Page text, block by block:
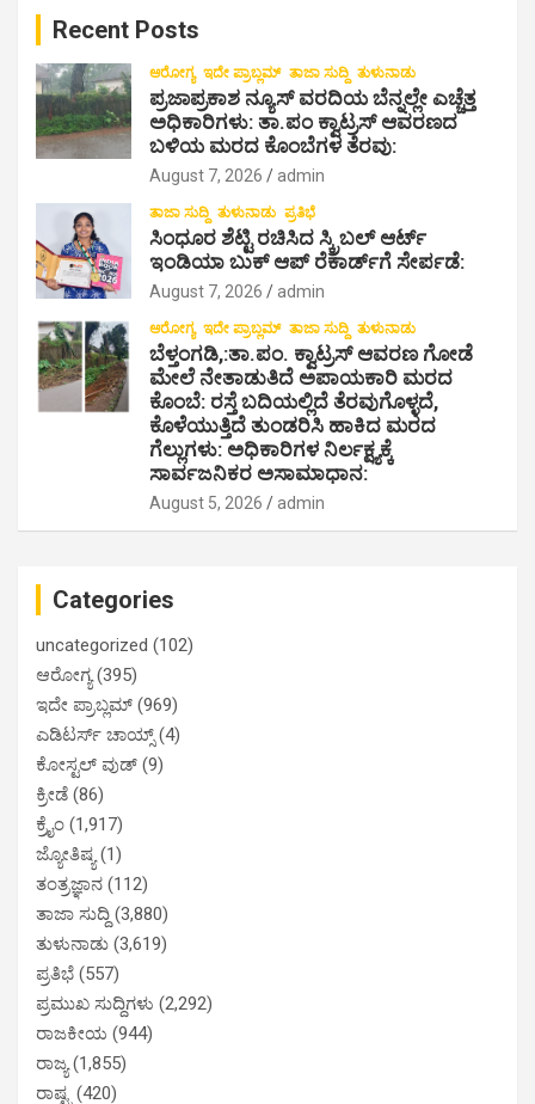
Recent Posts
ಆರೋಗ್ಯ ಇದೇ ಪ್ರಾಬ್ಲಮ್ ತಾಜಾ ಸುದ್ದಿ ತುಳುನಾಡು
ಪ್ರಜಾಪ್ರಕಾಶ ನ್ಯೂಸ್ ವರದಿಯ ಬೆನ್ನಲ್ಲೇ ಎಚ್ಚೆತ್ತ
ಅಧಿಕಾರಿಗಳು: ತಾ.ಪಂ ಕ್ವಾಟ್ರಸ್ ಆವರಣದ
ಬಳಿಯ ಮರದ ಕೊಂಬೆಗಳ ತೆರವು:
August 7, 2026 admin
ತಾಜಾ ಸುದ್ದಿ ತುಳುನಾಡು ಪ್ರತಿಭೆ
ಸಿಂಧೂರ ಶೆಟ್ಟಿ ರಚಿಸಿದ ಸ್ಕ್ರಿಬಲ್ ಆರ್ಟ್
ಇಂಡಿಯಾ ಬುಕ್ ಆಪ್ ರೆಕಾರ್ಡ್‌ಗೆ ಸೇರ್ಪಡೆ:
August 7, 2026 admin
ಆರೋಗ್ಯ ಇದೇ ಪ್ರಾಬ್ಲಮ್ ತಾಜಾ ಸುದ್ದಿ ತುಳುನಾಡು
ಬೆಳ್ತಂಗಡಿ,:ತಾ.ಪಂ‌. ಕ್ವಾಟ್ರಸ್ ಆವರಣ ಗೋಡೆ
ಮೇಲೆ ನೇತಾಡುತಿದೆ ಅಪಾಯಕಾರಿ ಮರದ
ಕೊಂಬೆ: ರಸ್ತೆ ಬದಿಯಲ್ಲಿದೆ ತೆರವುಗೊಳ್ಳದೆ,
ಕೊಳೆಯುತ್ತಿದೆ ತುಂಡರಿಸಿ ಹಾಕಿದ ಮರದ
ಗೆಲ್ಲುಗಳು: ಅಧಿಕಾರಿಗಳ ನಿರ್ಲಕ್ಷ್ಯಕ್ಕೆ
ಸಾರ್ವಜನಿಕರ ಅಸಾಮಾಧಾನ:
August 5, 2026 admin
Categories
uncategorized (102)
ಆರೋಗ್ಯ(395)
ಇದೇ ಪ್ರಾಬ್ಲಮ್ (969)
ಎಡಿಟರ್ಸ್ ಚಾಯ್ಸ್(4)
ಕೋಸ್ಟಲ್ ವುಡ್ (9)
ಕ್ರೀಡೆ (86)
ಕ್ರೈಂ (1,917)
ಜ್ಯೋತಿಷ್ಯ(1)
ತಂತ್ರಜ್ಞಾನ (112)
ತಾಜಾ ಸುದ್ದಿ (3,880)
ತುಳುನಾಡು (3,619)
ಪ್ರತಿಭೆ (557)
ಪ್ರಮುಖ ಸುದ್ದಿಗಳು (2,292)
ರಾಜಕೀಯ (944)
ರಾಜ್ಯ(1,855)
ರಾಷ್ಟ್ರ (420)